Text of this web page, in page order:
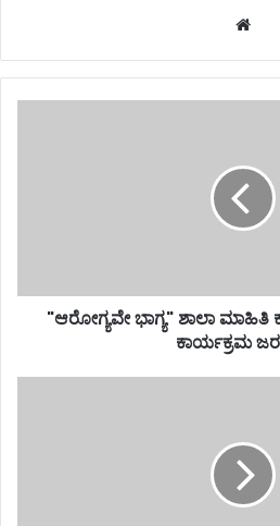
"ಆರೋಗ್ಯವೇ ಭಾಗ್ಯ" ಶಾಲಾ ಮಾಹಿತಿ
ಕಾರ್ಯಕ್ರಮ